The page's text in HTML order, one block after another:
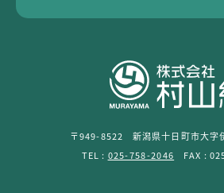
〒949-8522 新潟県十日町市大字
TEL : 025-758-2046 FAX :